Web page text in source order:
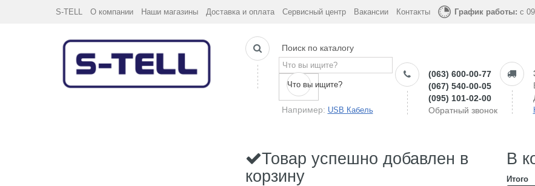
S-TELL О компании Наши магазины Доставка и оплата Сервисный центр Вакансии Контакты График работы: с
Поиск по каталогу
Что вы ищите?
Например: USB Кабель
(063) 600-00-77
(067) 540-00-05
(095) 101-02-00
Обратный звонок
Товар успешно добавлен в
корзину
В
Итого